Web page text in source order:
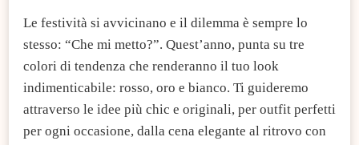
​Le festività si avvicinano e il dilemma è sempre lo
stesso: “Che mi metto?”. Quest’anno, punta su tre
colori di tendenza che renderanno il tuo look
indimenticabile: rosso, oro e bianco. Ti guideremo
attraverso le idee più chic e originali, per outfit perfetti
per ogni occasione, dalla cena elegante al ritrovo con